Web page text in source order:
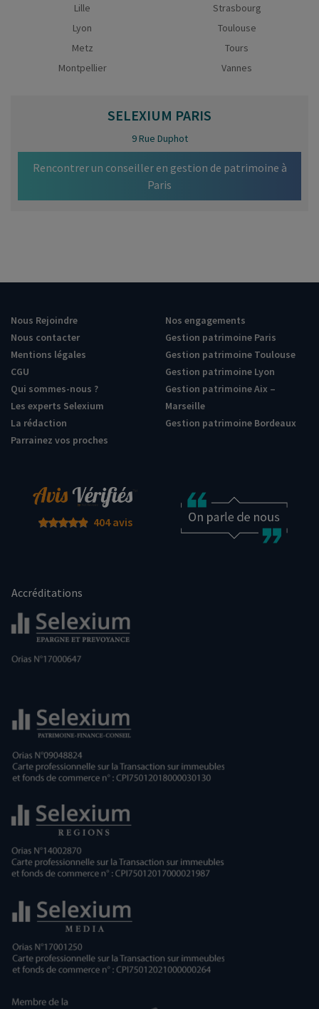
Lille
Lyon
Metz
Montpellier
Strasbourg
Toulouse
Tours
Vannes
SELEXIUM PARIS
9 Rue Duphot
Rencontrer un conseiller en gestion de patrimoine à
Paris
Nous Rejoindre
Nous contacter
Mentions légales
CGU
Qui sommes-nous ?
Les experts Selexium
La rédaction
Parrainez vos proches
Nos engagements
Gestion patrimoine Paris
Gestion patrimoine Toulouse
Gestion patrimoine Lyon
Gestion patrimoine Aix –
Marseille
Gestion patrimoine Bordeaux
404 avis
Accréditations